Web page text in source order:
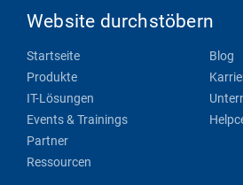
Website durchstöbern
Startseite
Produkte
IT-Lösungen
Events & Trainings
Partner
Ressourcen
Blog